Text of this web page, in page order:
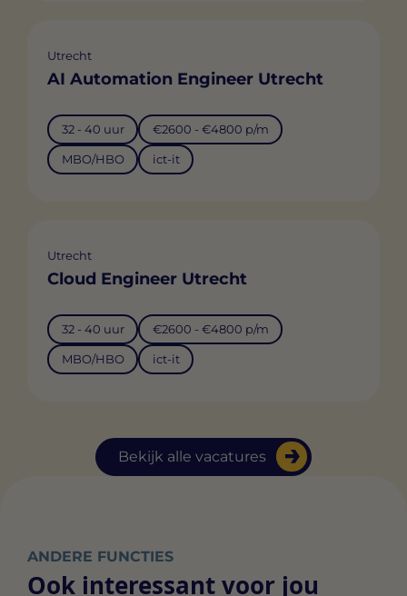
Bekijk alle vacatures
Utrecht
AI Automation Engineer Utrecht
32 - 40 uur €2600 - €4800 p/m
MBO/HBO ict-it
Utrecht
Cloud Engineer Utrecht
32 - 40 uur €2600 - €4800 p/m
MBO/HBO ict-it
ANDERE FUNCTIES
Ook interessant voor jou